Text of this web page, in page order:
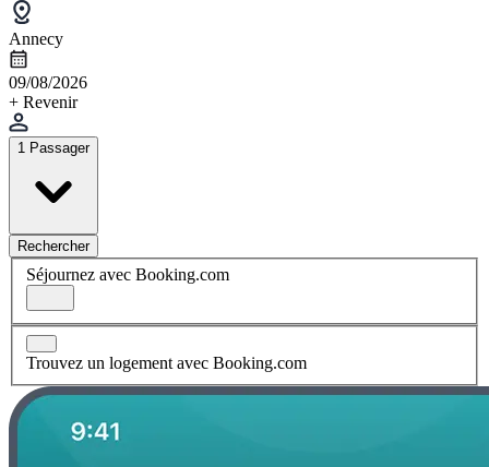
Annecy
09/08/2026
+ Revenir
1 Passager
Rechercher
Séjournez avec Booking.com
Trouvez un logement avec Booking.com